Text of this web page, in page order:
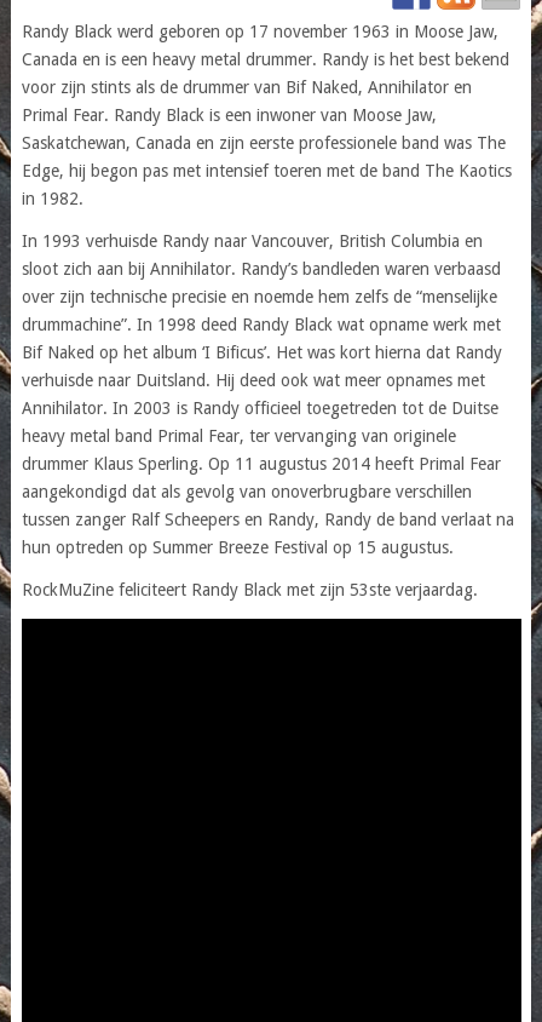
Randy Black werd geboren op 17 november 1963 in Moose Jaw,
Canada en is een heavy metal drummer. Randy is het best bekend
voor zijn stints als de drummer van Bif Naked, Annihilator en
Primal Fear. Randy Black is een inwoner van Moose Jaw,
Saskatchewan, Canada en zijn eerste professionele band was The
Edge, hij begon pas met intensief toeren met de band The Kaotics
in 1982.
In 1993 verhuisde Randy naar Vancouver, British Columbia en
sloot zich aan bij Annihilator. Randy’s bandleden waren verbaasd
over zijn technische precisie en noemde hem zelfs de “menselijke
drummachine”. In 1998 deed Randy Black wat opname werk met
Bif Naked op het album ‘I Bificus’. Het was kort hierna dat Randy
verhuisde naar Duitsland. Hij deed ook wat meer opnames met
Annihilator. In 2003 is Randy officieel toegetreden tot de Duitse
heavy metal band Primal Fear, ter vervanging van originele
drummer Klaus Sperling. Op 11 augustus 2014 heeft Primal Fear
aangekondigd dat als gevolg van onoverbrugbare verschillen
tussen zanger Ralf Scheepers en Randy, Randy de band verlaat na
hun optreden op Summer Breeze Festival op 15 augustus.
RockMuZine feliciteert Randy Black met zijn 53ste verjaardag.